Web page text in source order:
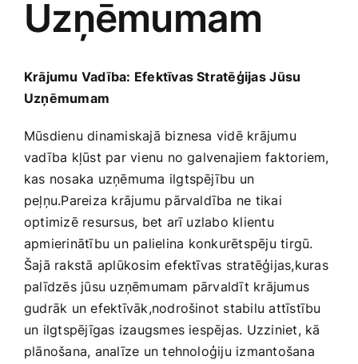
Medicīnas preces
Pakalpojumi
Pārtikas preces
Preces birojam
Preces pieaugušajiem
Rotaļlietas, bērnu preces
Uzņēmumam
Krājumu Vadība: Efektīvas Stratēģijas⁢ Jūsu
Uzņēmumam
Mūsdienu dinamiskajā biznesa vidē krājumu
vadība kļūst par vienu no galvenajiem faktoriem,
kas nosaka uzņēmuma ilgtspējību un
peļņu.Pareiza krājumu pārvaldība ne tikai
optimizē resursus, bet arī uzlabo klientu
apmierinātību un palielina⁤ konkurētspēju tirgū.
Šajā rakstā‍ aplūkosim efektīvas stratēģijas,kuras
palīdzēs jūsu uzņēmumam pārvaldīt krājumus
gudrāk un efektīvāk,nodrošinot stabilu attīstību
un ilgtspējīgas izaugsmes iespējas. Uzziniet, kā
plānošana, analīze un tehnoloģiju izmantošana